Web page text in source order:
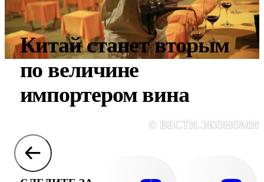
Китай станет вторым
по величине
импортером вина
©